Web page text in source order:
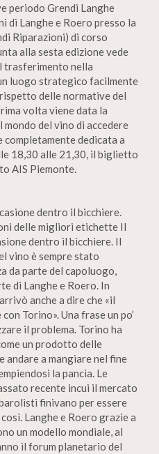
periodo Grendi Langhe
di Langhe e Roero presso la
Riparazioni) di corso
alla sesta edizione vede
trasferimento nella
luogo strategico facilmente
delle normative del
volta viene data la
del vino di accedere
completamente dedicata a
18,30 alle 21,30, il biglietto
AIS Piemonte.
dentro il bicchiere.
delle migliori etichette Il
dentro il bicchiere. Il
vino è sempre stato
da parte del capoluogo,
di Langhe e Roero. In
anche a dire che «il
Torino». Una frase un po’
il problema. Torino ha
un prodotto delle
andare a mangiare nel fine
la pancia. Le
recente incui il mercato
finivano per essere
Langhe e Roero grazie a
un modello mondiale, al
il forum planetario del